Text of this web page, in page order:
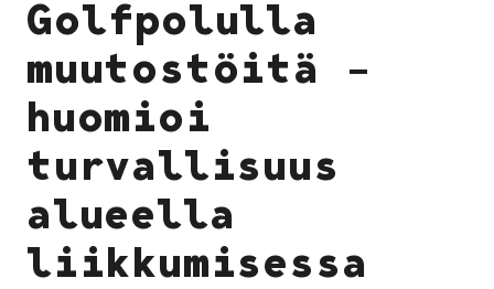
Golfpolulla
muutostöitä –
huomioi
turvallisuus
alueella
liikkumisessa